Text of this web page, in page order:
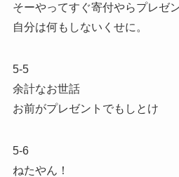
そーやってすぐ寄付やらプレゼ
自分は何もしないくせに。
5-5
余計なお世話
お前がプレゼントでもしとけ
5-6
ねたやん！